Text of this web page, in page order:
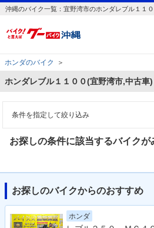
沖縄のバイク一覧：宜野湾市のホンダレブル１１
ホンダのバイク ＞
ホンダレブル１１００(宜野湾市,中古車)
条件を指定して絞り込み
お探しの条件に該当するバイクが
お探しのバイクからのおすすめ
ホンダ